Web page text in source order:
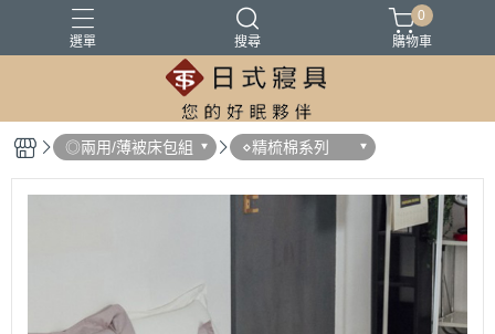
選單 搜尋
100%精梳棉 100%萊爾賽天絲 床墊 涼被
0
購物車
◎兩用/薄被床包組 ⋄精梳棉系列